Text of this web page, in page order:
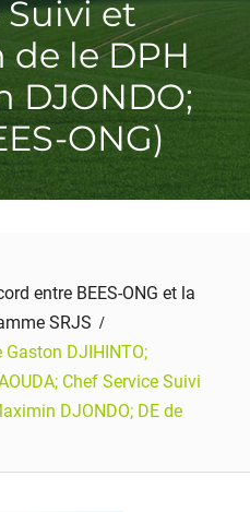
Suivi et
de le DPH
DJONDO;
ONG)
entre BEES-ONG et la
SRJS
DJIHINTO;
Chef Service Suivi
DJONDO; DE de